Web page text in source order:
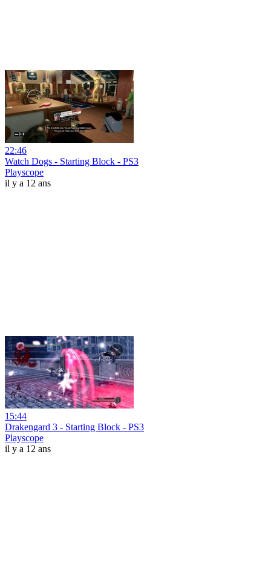
22:46
Watch Dogs - Starting Block - PS3
Playscope
il y a 12 ans
15:44
Drakengard 3 - Starting Block - PS3
Playscope
il y a 12 ans